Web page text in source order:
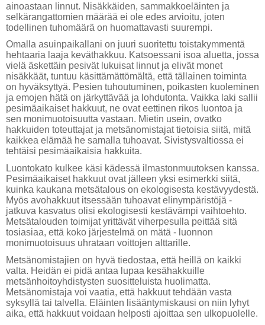
ainoastaan linnut. Nisäkkäiden, sammakkoeläinten ja
selkärangattomien määrää ei ole edes arvioitu, joten
todellinen tuhomäärä on huomattavasti suurempi.
Omalla asuinpaikallani on juuri suoritettu toistakymmentä
hehtaaria laaja keväthakkuu. Katsoessani isoa aluetta, jossa
vielä äskettäin pesivät lukuisat linnut ja elivät monet
nisäkkäät, tuntuu käsittämättömältä, että tällainen toiminta
on hyväksyttyä. Pesien tuhoutuminen, poikasten kuoleminen
ja emojen hätä on järkyttävää ja lohdutonta. Vaikka laki sallii
pesimäaikaiset hakkuut, ne ovat eettinen rikos luontoa ja
sen monimuotoisuutta vastaan. Mietin usein, ovatko
hakkuiden toteuttajat ja metsänomistajat tietoisia siitä, mitä
kaikkea elämää he samalla tuhoavat. Sivistysvaltiossa ei
tehtäisi pesimäaikaisia hakkuita.
Luontokato kulkee käsi kädessä ilmastonmuutoksen kanssa.
Pesimäaikaiset hakkuut ovat jälleen yksi esimerkki siitä,
kuinka kaukana metsätalous on ekologisesta kestävyydestä.
Myös avohakkuut itsessään tuhoavat elinympäristöjä -
jatkuva kasvatus olisi ekologisesti kestävämpi vaihtoehto.
Metsätalouden toimijat yrittävät viherpesulla peittää sitä
tosiasiaa, että koko järjestelmä on mätä - luonnon
monimuotoisuus uhrataan voittojen alttarille.
Metsänomistajien on hyvä tiedostaa, että heillä on kaikki
valta. Heidän ei pidä antaa lupaa kesähakkuille
metsänhoitoyhdistysten suositteluista huolimatta.
Metsänomistaja voi vaatia, että hakkuut tehdään vasta
syksyllä tai talvella. Eläinten lisääntymiskausi on niin lyhyt
aika, että hakkuut voidaan helposti ajoittaa sen ulkopuolelle.